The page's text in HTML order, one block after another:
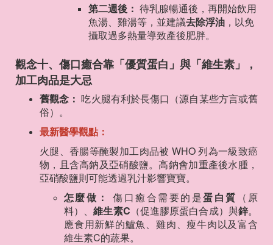
第二週後： 待乳腺暢通後，再開始飲用
魚湯、雞湯等，並建議去除浮油 ，以免
攝取過多熱量導致產後肥胖。
觀念十、傷口癒合靠「優質蛋白」與「維生素」，
加工肉品是大忌
舊觀念： 吃火腿有利於長傷口（源自某些方言或舊
俗）。
最新醫學觀點：
火腿、香腸等醃製加工肉品被 WHO 列為一級致癌
物，且含高鈉及亞硝酸鹽。高鈉會加重產後水腫，
亞硝酸鹽則可能透過乳汁影響寶寶。
怎麼做：
傷口癒合需要的是蛋白質 （原
料）、維生素C （促進膠原蛋白合成）與鋅。
應食用新鮮的鱸魚、雞肉、瘦牛肉以及富含
維生素C的蔬果。